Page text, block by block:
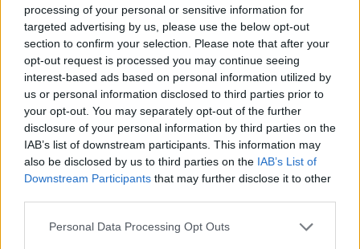
processing of your personal or sensitive information for
targeted advertising by us, please use the below opt-out
section to confirm your selection. Please note that after your
opt-out request is processed you may continue seeing
interest-based ads based on personal information utilized by
us or personal information disclosed to third parties prior to
your opt-out. You may separately opt-out of the further
disclosure of your personal information by third parties on the
IAB’s list of downstream participants. This information may
also be disclosed by us to third parties on the IAB’s List of
Downstream Participants that may further disclose it to other
Please note that this website/app uses one or more Google
Personal Data Processing Opt Outs
Auto Bild nyári gumiteszt
2026. július 24. 07:00
A szakemberek a tesztelni kívánt méretek mindegyikéből titokban
50 különböző modellt vásároltak meg, és azonnal selejtező körön
vetették alá őket. Csak a 20 legjobb készlet jutott tovább a teljes...